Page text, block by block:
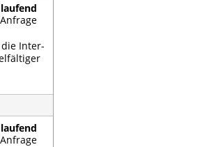
laufend
die In­ter­
laufend